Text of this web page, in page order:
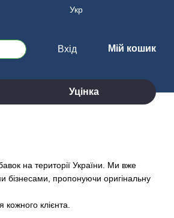
Укр
Вхід Мій кошик
Уцінка
на території України. Ми вже
бізнесами, пропонуючи оригінальну
клієнта.